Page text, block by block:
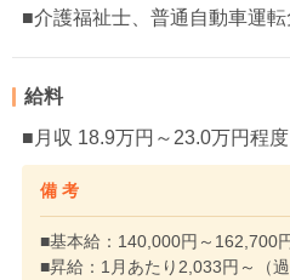
■介護福祉士、普通自動車運
給料
■月収 18.9万円～23.0万円程度
備 考
■基本給：140,000円～162,700
■昇給：1月あたり2,033円～（過